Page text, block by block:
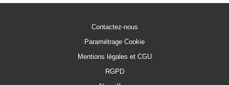
Contactez-nous
Paramétrage Cookie
Mentions légales et CGU
RGPD